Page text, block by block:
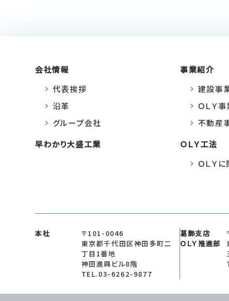
会社情報
代表挨拶
沿革
グループ会社
早わかり大盛工業
事業紹介
建設事
ＯＬＹ事
不動産
ＯＬＹ工法
ＯＬＹ
本社
〒101-0046
東京都千代田区神田多町二
丁目1番地
神田進興ビル8階
TEL.03-6262-9877
葛飾支店
ＯＬＹ推進部